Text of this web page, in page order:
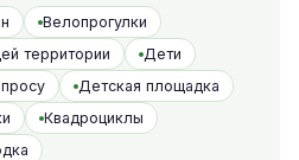
Велопрогулки
территории
Дети
Детская площадка
Квадроциклы